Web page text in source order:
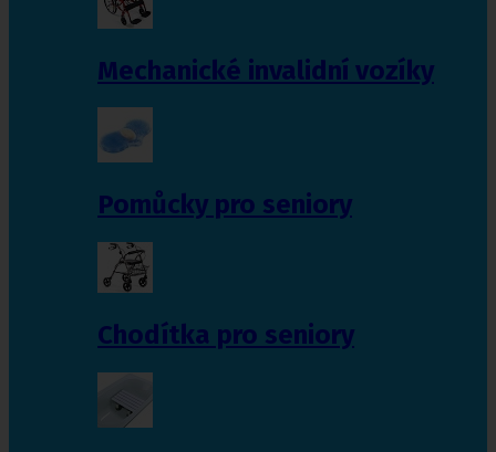
Mechanické invalidní vozíky
Pomůcky pro seniory
Chodítka pro seniory